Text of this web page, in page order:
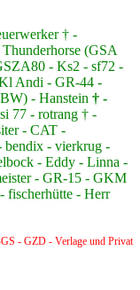
† -
(GSA
- Ks2 - sf72 -
Andi - GR-44 -
- Hanstein † -
77 - rotrang † -
- CAT -
bendix - vierkrug -
- Eddy - Linna -
- GR-15 - GKM
fischerhütte - Herr
- GZD - Verlage und Privat